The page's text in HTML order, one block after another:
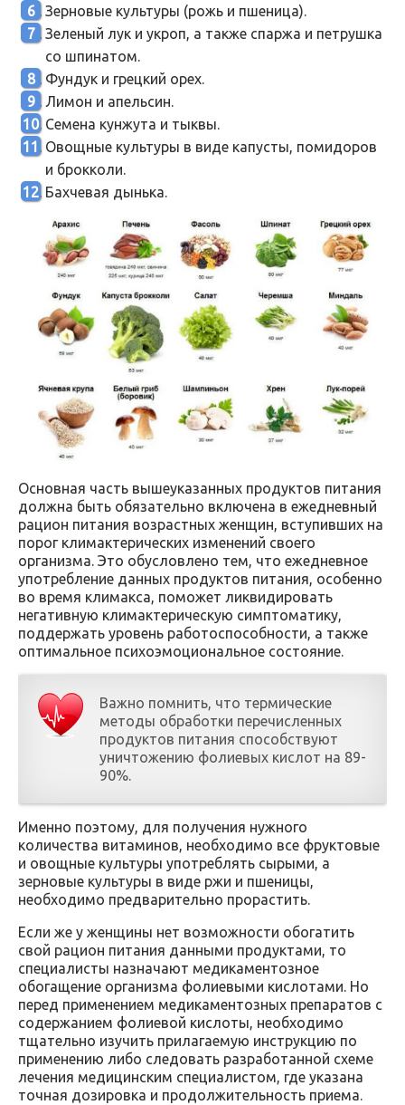
Зерновые культуры (рожь и пшеница).
Зеленый лук и укроп, а также спаржа и петрушка
со шпинатом.
Фундук и грецкий орех.
Лимон и апельсин.
Семена кунжута и тыквы.
Овощные культуры в виде капусты, помидоров
и брокколи.
Бахчевая дынька.
Основная часть вышеуказанных продуктов питания
должна быть обязательно включена в ежедневный
рацион питания возрастных женщин, вступивших на
порог климактерических изменений своего
организма. Это обусловлено тем, что ежедневное
употребление данных продуктов питания, особенно
во время климакса, поможет ликвидировать
негативную климактерическую симптоматику,
поддержать уровень работоспособности, а также
оптимальное психоэмоциональное состояние.
Важно помнить, что термические
методы обработки перечисленных
продуктов питания способствуют
уничтожению фолиевых кислот на 89-
90%.
Именно поэтому, для получения нужного
количества витаминов, необходимо все фруктовые
и овощные культуры употреблять сырыми, а
зерновые культуры в виде ржи и пшеницы,
необходимо предварительно прорастить.
Если же у женщины нет возможности обогатить
свой рацион питания данными продуктами, то
специалисты назначают медикаментозное
обогащение организма фолиевыми кислотами. Но
перед применением медикаментозных препаратов с
содержанием фолиевой кислоты, необходимо
тщательно изучить прилагаемую инструкцию по
применению либо следовать разработанной схеме
лечения медицинским специалистом, где указана
точная дозировка и продолжительность приема.